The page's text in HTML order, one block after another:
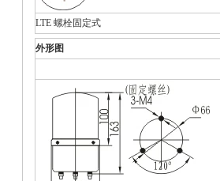
LTE 螺栓固定式
外形图